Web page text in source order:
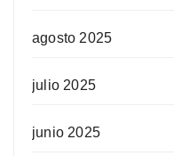
agosto 2025
julio 2025
junio 2025